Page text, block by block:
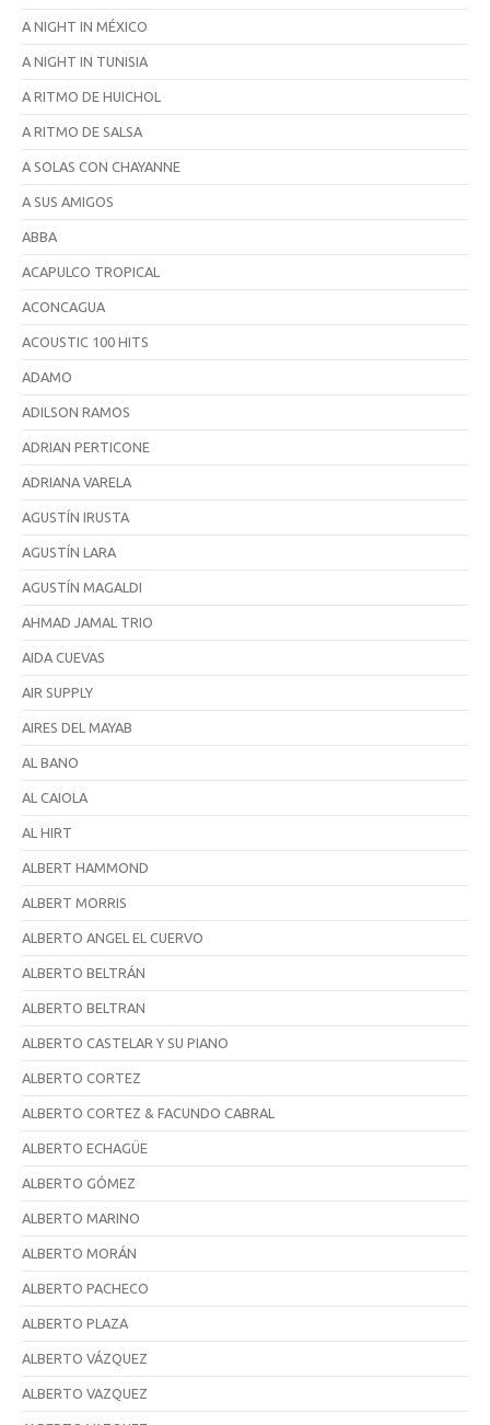
A NIGHT IN MÉXICO
A NIGHT IN TUNISIA
A RITMO DE HUICHOL
A RITMO DE SALSA
A SOLAS CON CHAYANNE
A SUS AMIGOS
ABBA
ACAPULCO TROPICAL
ACONCAGUA
ACOUSTIC 100 HITS
ADAMO
ADILSON RAMOS
ADRIAN PERTICONE
ADRIANA VARELA
AGUSTÍN IRUSTA
AGUSTÍN LARA
AGUSTÍN MAGALDI
AHMAD JAMAL TRIO
AIDA CUEVAS
AIR SUPPLY
AIRES DEL MAYAB
AL BANO
AL CAIOLA
AL HIRT
ALBERT HAMMOND
ALBERT MORRIS
ALBERTO ANGEL EL CUERVO
ALBERTO BELTRÁN
ALBERTO BELTRAN
ALBERTO CASTELAR Y SU PIANO
ALBERTO CORTEZ
ALBERTO CORTEZ & FACUNDO CABRAL
ALBERTO ECHAGÜE
ALBERTO GÓMEZ
ALBERTO MARINO
ALBERTO MORÁN
ALBERTO PACHECO
ALBERTO PLAZA
ALBERTO VÁZQUEZ
ALBERTO VAZQUEZ